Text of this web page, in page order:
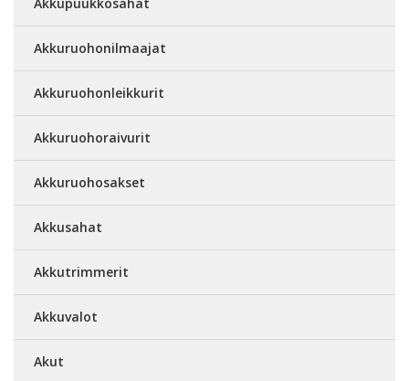
Akkuruohonilmaajat
Akkuruohonleikkurit
Akkuruohoraivurit
Akkuruohosakset
Akkusahat
Akkutrimmerit
Akkuvalot
Akut